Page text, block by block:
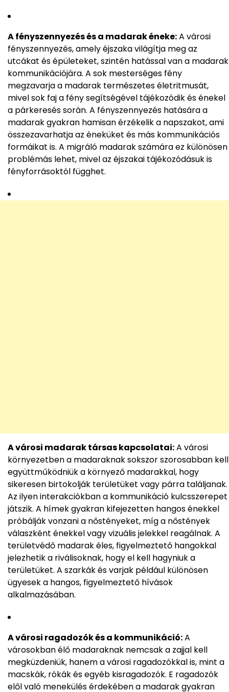
A fényszennyezés és a madarak éneke:A városi
fényszennyezés, amely éjszaka világítja meg az
utcákat és épületeket, szintén hatással van a madarak
kommunikációjára. A sok mesterséges fény
megzavarja a madarak természetes életritmusát,
mivel sok faj a fény segítségével tájékozódik és énekel
a párkeresés során. A fényszennyezés hatására a
madarak gyakran hamisan érzékelik a napszakot, ami
összezavarhatja az éneküket és más kommunikációs
formáikat is. A migráló madarak számára ez különösen
problémás lehet, mivel az éjszakai tájékozódásuk is
fényforrásoktól függhet.
A városi madarak társas kapcsolatai:A városi
környezetben a madaraknak sokszor szorosabban kell
együttműködniük a környező madarakkal, hogy
sikeresen birtokolják területüket vagy párra találjanak.
Az ilyen interakciókban a kommunikáció kulcsszerepet
játszik. A hímek gyakran kifejezetten hangos énekkel
próbálják vonzani a nőstényeket, míg a nőstények
válaszként énekkel vagy vizuális jelekkel reagálnak. A
területvédő madarak éles, figyelmeztető hangokkal
jelezhetik a riválisoknak, hogy el kell hagyniuk a
területüket. A szarkák és varjak például különösen
ügyesek a hangos, figyelmeztető hívások
alkalmazásában.
A városi ragadozók és a kommunikáció:A
városokban élő madaraknak nemcsak a zajjal kell
megküzdeniük, hanem a városi ragadozókkal is, mint a
macskák, rókák és egyéb kisragadozók. E ragadozók
elől való menekülés érdekében a madarak gyakran